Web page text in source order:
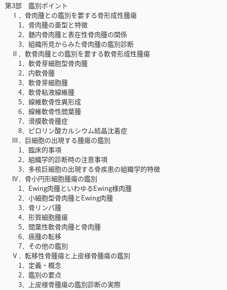
第3部 鑑別ポイント
Ⅰ．骨肉腫との鑑別を要する骨形成性腫瘍
1．骨肉腫の亜型と特徴
2．髄内骨肉腫と表在性骨肉腫の関係
3．組織所見からみた骨肉腫の鑑別診断
Ⅱ．軟骨肉腫との鑑別を要する軟骨形成性腫瘍
1．軟骨芽細胞型骨肉腫
2．内軟骨腫
3．軟骨芽細胞腫
4．軟骨粘液線維腫
5．線維軟骨性異形成
6．線維軟骨性間葉腫
7．滑膜軟骨腫症
8．ピロリン酸カルシウム結晶沈着症
Ⅲ．巨細胞の出現する腫瘍の鑑別
1．臨床的事項
2．組織学的診断時の注意事項
3．多核巨細胞の出現する骨疾患の組織学的特徴
Ⅳ．骨小円形細胞腫瘍の鑑別
1．Ewing肉腫といわゆるEwing様肉腫
2．小細胞型骨肉腫とEwing肉腫
3．骨リンパ腫
4．形質細胞腫瘍
5．間葉性軟骨肉腫と骨肉腫
6．癌腫の転移
7．その他の鑑別
Ⅴ．転移性骨腫瘍と上皮様骨腫瘍の鑑別
1．定義・概念
2．鑑別の要点
3．上皮様骨腫瘍の鑑別診断の実際